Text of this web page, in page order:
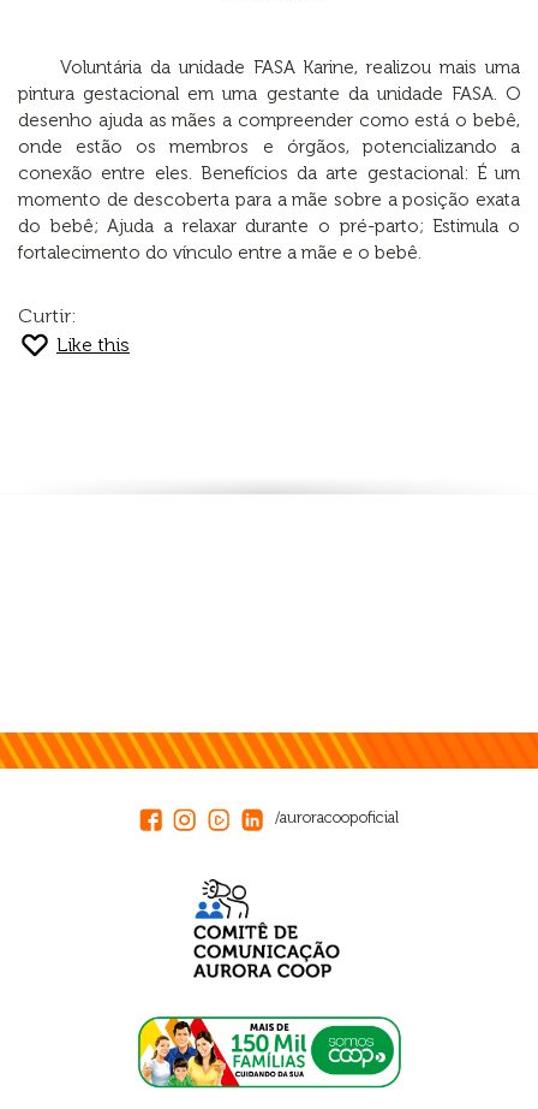
Voluntária da unidade FASA Karine, realizou mais uma
pintura gestacional em uma gestante da unidade FASA. O
desenho ajuda as mães a compreender como está o bebê,
onde estão os membros e órgãos, potencializando a
conexão entre eles. Benefícios da arte gestacional: É um
momento de descoberta para a mãe sobre a posição exata
do bebê; Ajuda a relaxar durante o pré-parto; Estimula o
fortalecimento do vínculo entre a mãe e o bebê.
Curtir:
Like this
/auroracoopoficial